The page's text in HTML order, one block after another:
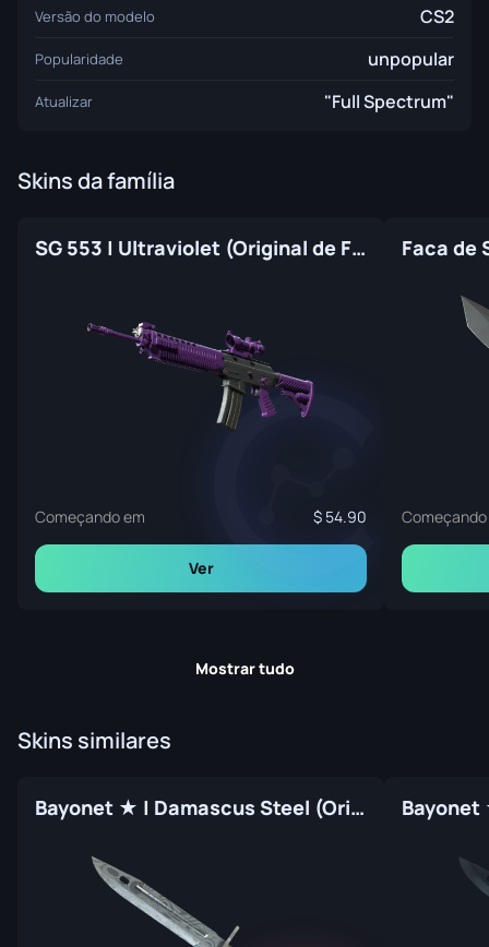
Versão do modelo CS2
Popularidade unpopular
Atualizar "Full Spectrum"
Skins da família
SG 553 | Ultraviolet (Original de Fábrica)
Começando em 54.90
Ver
Mostrar tudo
Skins similares
Bayonet ★ | Damascus Steel (Original de Fábrica)